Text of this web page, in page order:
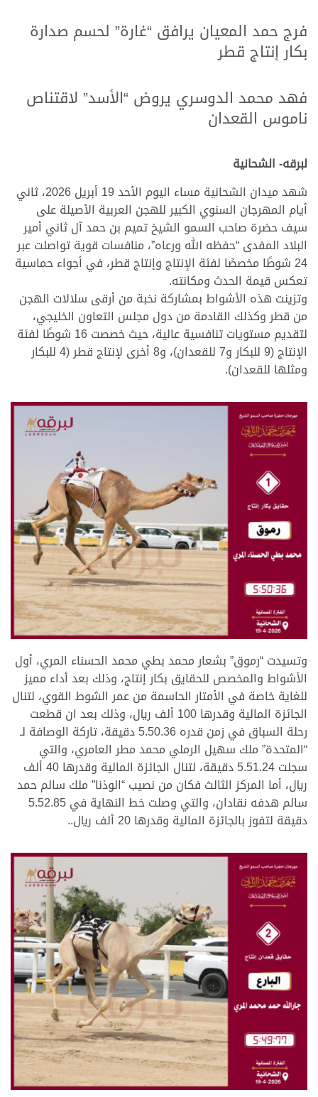
فرج حمد المعيان يرافق “غارة” لحسم صدارة
بكار إنتاج قطر
فهد محمد الدوسري يروض “الأسد” لاقتناص
ناموس القعدان
لبرقه- الشحانية
شهد ميدان الشحانية مساء اليوم الأحد 19 أبريل 2026، ثاني
أيام المهرجان السنوي الكبير للهجن العربية الأصيلة على
سيف حضرة صاحب السمو الشيخ تميم بن حمد آل ثاني أمير
البلاد المفدى “حفظه الله ورعاه”، منافسات قوية تواصلت عبر
24 شوطًا مخصصًا لفئة الإنتاج وإنتاج قطر، في أجواء حماسية
تعكس قيمة الحدث ومكانته.
وتزينت هذه الأشواط بمشاركة نخبة من أرقى سلالات الهجن
من قطر وكذلك القادمة من دول مجلس التعاون الخليجي،
لتقديم مستويات تنافسية عالية، حيث خصصت 16 شوطًا لفئة
الإنتاج (9 للبكار و7 للقعدان)، و8 أخرى لإنتاج قطر (4 للبكار
ومثلها للقعدان).
.
وتسيدت “رموق” بشعار محمد بطي محمد الحسناء المري، أول
الأشواط والمخصص للحقايق بكار إنتاج، وذلك بعد أداء مميز
للغاية خاصة في الأمتار الحاسمة من عمر الشوط القوي، لتنال
الجائزة المالية وقدرها 100 ألف ريال، وذلك بعد ان قطعت
رحلة السباق في زمن قدره 5.50.36 دقيقة، تاركة الوصافة لـ
“المتحدة” ملك سهيل الرملي محمد مطر العامري، والتي
سجلت 5.51.24 دقيقة، لتنال الجائزة المالية وقدرها 40 ألف
ريال، أما المركز الثالث فكان من نصيب “الوذنا” ملك سالم حمد
سالم هدفه نقادان، والتي وصلت خط النهاية في 5.52.85
دقيقة لتفوز بالجائزة المالية وقدرها 20 ألف ريال..
.